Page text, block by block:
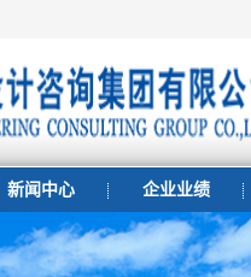
新闻中心 企业业绩